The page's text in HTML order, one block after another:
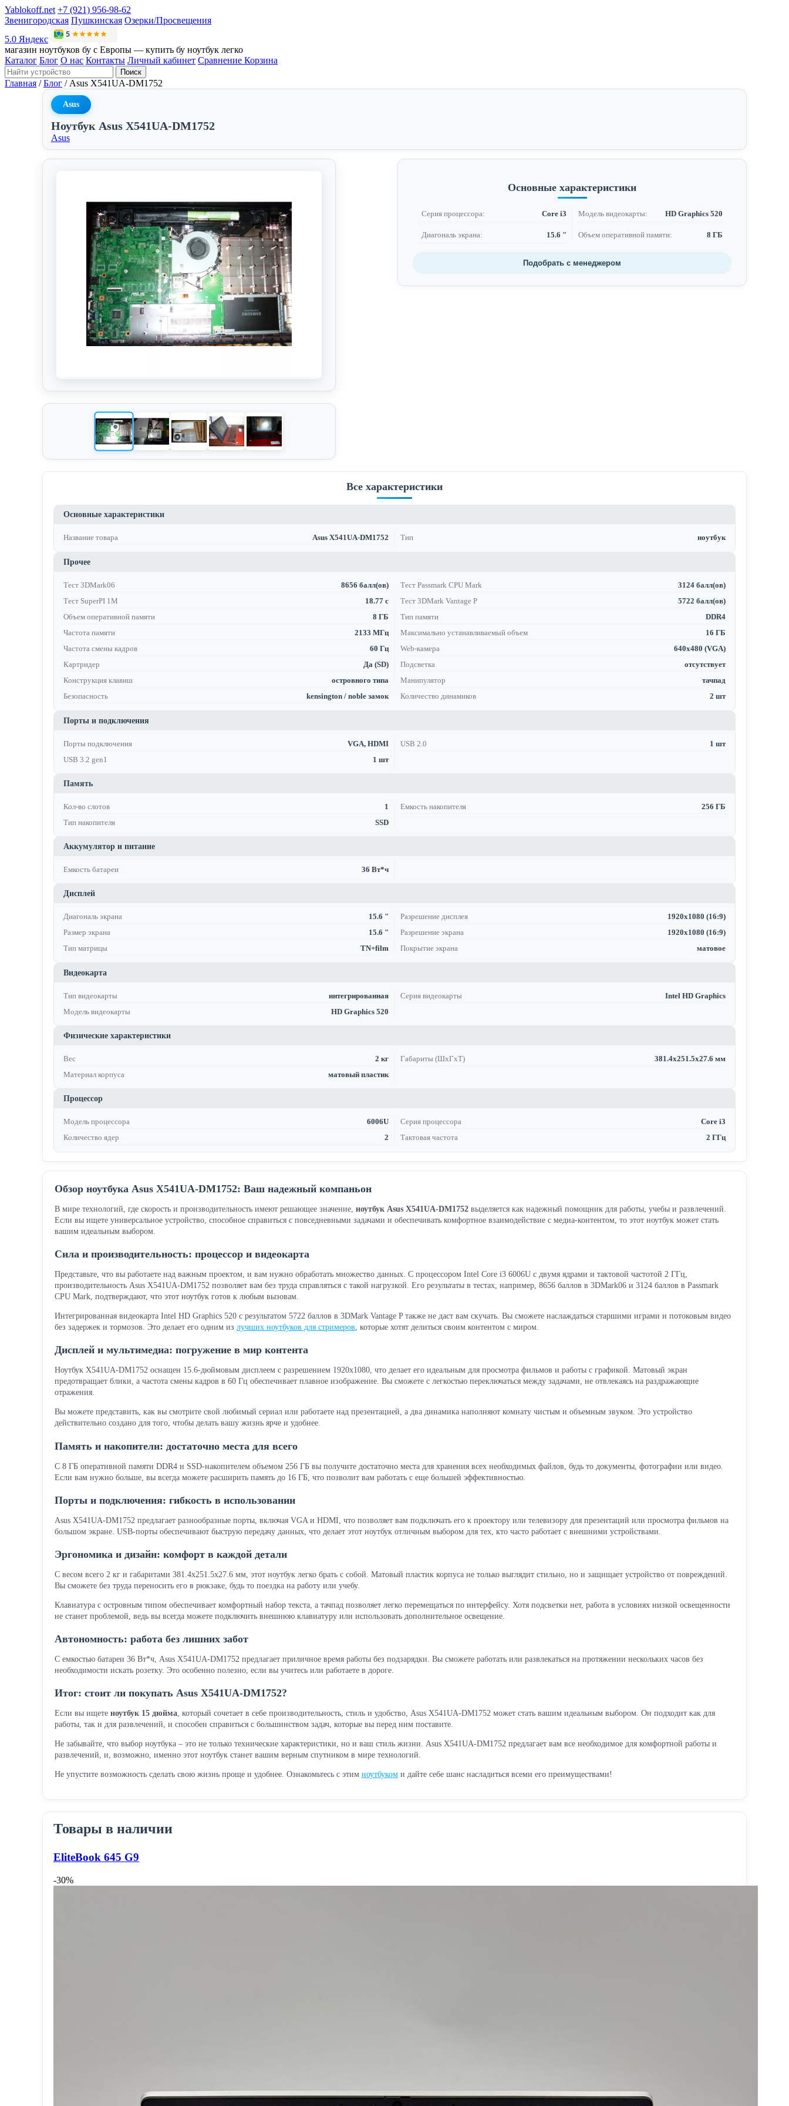
Yablokoff.net +7 (921) 956-98-62
Звенигородская Пушкинская Озерки/Просвещения
5.0 Яндекс
магазин ноутбуков бу с Европы — купить бу ноутбук легко
Каталог Блог О нас Контакты Личный кабинет Сравнение Корзина
Поиск
Главная / Блог / Asus X541UA-DM1752
Asus
Ноутбук Asus X541UA-DM1752
Asus
Основные характеристики
Серия процессора: Core i3 Модель видеокарты: HD Graphics 520
Диагональ экрана: 15.6 " Объем оперативной памяти: 8 ГБ
Подобрать с менеджером
Все характеристики
Основные характеристики
Название товара Asus X541UA-DM1752 Тип ноутбук
Прочее
Тест 3DMark06 8656 балл(ов) Тест Passmark CPU Mark
3124 балл(ов)
Тест SuperPI 1M
18.77 с Тест 3DMark Vantage P
5722 балл(ов)
Объем оперативной памяти
8 ГБ Тип памяти
DDR4
Частота памяти
2133 МГц Максимально устанавливаемый объем
16 ГБ
Частота смены кадров
60 Гц Web-камера
640x480 (VGA)
Картридер
Да (SD) Подсветка
отсутствует
Конструкция клавиш
островного типа Манипулятор
тачпад
Безопасность
kensington / noble замок Количество динамиков 2 шт
Порты и подключения
Порты подключения VGA, HDMI USB 2.0
1 шт
USB 3.2 gen1
1 шт
Память
Кол-во слотов 1 Емкость накопителя
256 ГБ
Тип накопителя
SSD
Аккумулятор и питание
Емкость батареи 36 Вт*ч
Дисплей
Диагональ экрана 15.6 " Разрешение дисплея
1920x1080 (16:9)
Размер экрана
15.6 " Разрешение экрана
1920x1080 (16:9)
Тип матрицы
TN+film Покрытие экрана матовое
Видеокарта
Тип видеокарты интегрированная Серия видеокарты
Intel HD Graphics
Модель видеокарты
HD Graphics 520
Физические характеристики
Вес 2 кг Габариты (ШхГхТ)
381.4x251.5x27.6 мм
Материал корпуса
матовый пластик
Процессор
Модель процессора 6006U Серия процессора
Core i3
Количество ядер
2 Тактовая частота 2 ГГц
Обзор ноутбука Asus X541UA-DM1752: Ваш надежный компаньон
В мире технологий, где скорость и производительность имеют решающее значение, ноутбук Asus X541UA-DM1752 выделяется как надежный помощник для работы, учебы и развлечений.
Если вы ищете универсальное устройство, способное справиться с повседневными задачами и обеспечивать комфортное взаимодействие с медиа-контентом, то этот ноутбук может стать
вашим идеальным выбором.
Сила и производительность: процессор и видеокарта
Представьте, что вы работаете над важным проектом, и вам нужно обработать множество данных. С процессором Intel Core i3 6006U с двумя ядрами и тактовой частотой 2 ГГц,
производительность Asus X541UA-DM1752 позволяет вам без труда справляться с такой нагрузкой. Его результаты в тестах, например, 8656 баллов в 3DMark06 и 3124 баллов в Passmark
CPU Mark, подтверждают, что этот ноутбук готов к любым вызовам.
Интегрированная видеокарта Intel HD Graphics 520 с результатом 5722 баллов в 3DMark Vantage P также не даст вам скучать. Вы сможете наслаждаться старшими играми и потоковым видео
без задержек и тормозов. Это делает его одним из лучших ноутбуков для стримеров, которые хотят делиться своим контентом с миром.
Дисплей и мультимедиа: погружение в мир контента
Ноутбук X541UA-DM1752 оснащен 15.6-дюймовым дисплеем с разрешением 1920x1080, что делает его идеальным для просмотра фильмов и работы с графикой. Матовый экран
предотвращает блики, а частота смены кадров в 60 Гц обеспечивает плавное изображение. Вы сможете с легкостью переключаться между задачами, не отвлекаясь на раздражающие
отражения.
Вы можете представить, как вы смотрите свой любимый сериал или работаете над презентацией, а два динамика наполняют комнату чистым и объемным звуком. Это устройство
действительно создано для того, чтобы делать вашу жизнь ярче и удобнее.
Память и накопители: достаточно места для всего
С 8 ГБ оперативной памяти DDR4 и SSD-накопителем объемом 256 ГБ вы получите достаточно места для хранения всех необходимых файлов, будь то документы, фотографии или видео.
Если вам нужно больше, вы всегда можете расширить память до 16 ГБ, что позволит вам работать с еще большей эффективностью.
Порты и подключения: гибкость в использовании
Asus X541UA-DM1752 предлагает разнообразные порты, включая VGA и HDMI, что позволяет вам подключать его к проектору или телевизору для презентаций или просмотра фильмов на
большом экране. USB-порты обеспечивают быструю передачу данных, что делает этот ноутбук отличным выбором для тех, кто часто работает с внешними устройствами.
Эргономика и дизайн: комфорт в каждой детали
С весом всего 2 кг и габаритами 381.4x251.5x27.6 мм, этот ноутбук легко брать с собой. Матовый пластик корпуса не только выглядит стильно, но и защищает устройство от повреждений.
Вы сможете без труда переносить его в рюкзаке, будь то поездка на работу или учебу.
Клавиатура с островным типом обеспечивает комфортный набор текста, а тачпад позволяет легко перемещаться по интерфейсу. Хотя подсветки нет, работа в условиях низкой освещенности
не станет проблемой, ведь вы всегда можете подключить внешнюю клавиатуру или использовать дополнительное освещение.
Автономность: работа без лишних забот
С емкостью батареи 36 Вт*ч, Asus X541UA-DM1752 предлагает приличное время работы без подзарядки. Вы сможете работать или развлекаться на протяжении нескольких часов без
необходимости искать розетку. Это особенно полезно, если вы учитесь или работаете в дороге.
Итог: стоит ли покупать Asus X541UA-DM1752?
Если вы ищете ноутбук 15 дюйма, который сочетает в себе производительность, стиль и удобство, Asus X541UA-DM1752 может стать вашим идеальным выбором. Он подходит как для
работы, так и для развлечений, и способен справиться с большинством задач, которые вы перед ним поставите.
Не забывайте, что выбор ноутбука – это не только технические характеристики, но и ваш стиль жизни. Asus X541UA-DM1752 предлагает вам все необходимое для комфортной работы и
развлечений, и, возможно, именно этот ноутбук станет вашим верным спутником в мире технологий.
Не упустите возможность сделать свою жизнь проще и удобнее. Ознакомьтесь с этим ноутбуком и дайте себе шанс насладиться всеми его преимуществами!
Товары в наличии
EliteBook 645 G9
-30%